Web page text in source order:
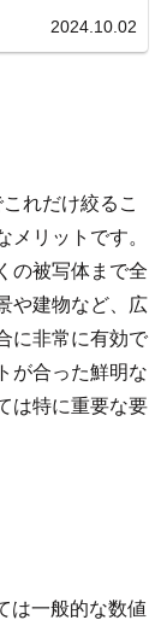
2024.10.02
れだけ絞るこ
メリットです。
の被写体まで全
や建物など、広
に非常に有効で
が合った鮮明な
は特に重要な要
は一般的な数値